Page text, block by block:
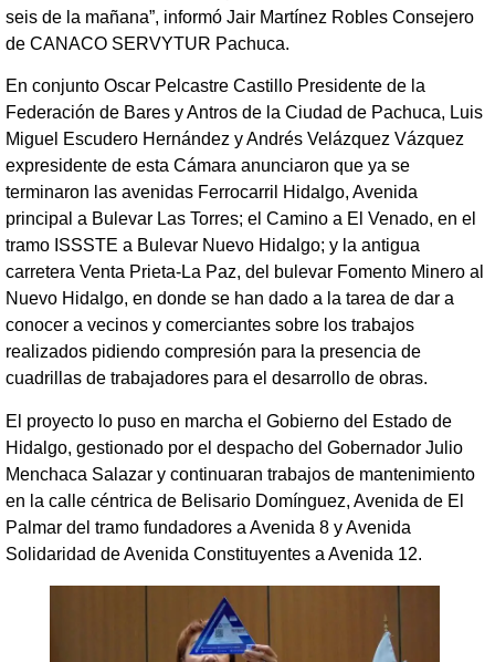
seis de la mañana”, informó Jair Martínez Robles Consejero
de CANACO SERVYTUR Pachuca.
En conjunto Oscar Pelcastre Castillo Presidente de la
Federación de Bares y Antros de la Ciudad de Pachuca, Luis
Miguel Escudero Hernández y Andrés Velázquez Vázquez
expresidente de esta Cámara anunciaron que ya se
terminaron las avenidas Ferrocarril Hidalgo, Avenida
principal a Bulevar Las Torres; el Camino a El Venado, en el
tramo ISSSTE a Bulevar Nuevo Hidalgo; y la antigua
carretera Venta Prieta-La Paz, del bulevar Fomento Minero al
Nuevo Hidalgo, en donde se han dado a la tarea de dar a
conocer a vecinos y comerciantes sobre los trabajos
realizados pidiendo compresión para la presencia de
cuadrillas de trabajadores para el desarrollo de obras.
El proyecto lo puso en marcha el Gobierno del Estado de
Hidalgo, gestionado por el despacho del Gobernador Julio
Menchaca Salazar y continuaran trabajos de mantenimiento
en la calle céntrica de Belisario Domínguez, Avenida de El
Palmar del tramo fundadores a Avenida 8 y Avenida
Solidaridad de Avenida Constituyentes a Avenida 12.